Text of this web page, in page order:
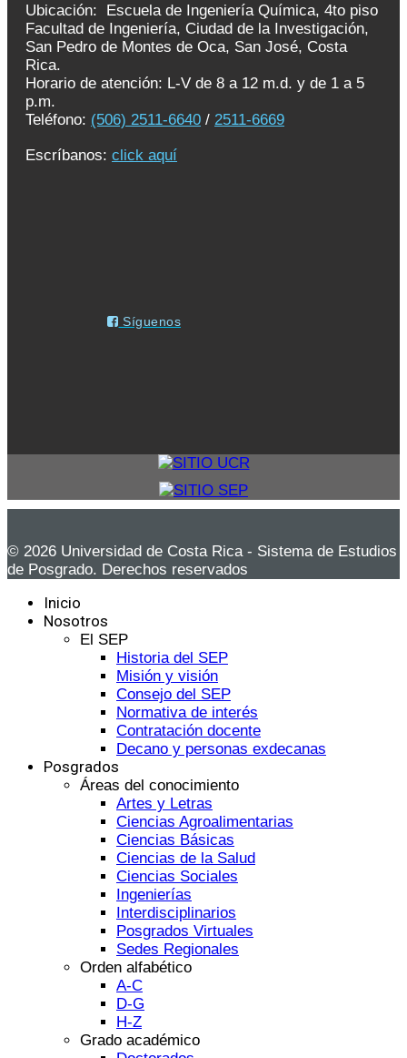
Ubicación: Escuela de Ingeniería Química, 4to piso
Facultad de Ingeniería, Ciudad de la Investigación,
San Pedro de Montes de Oca, San José, Costa
Rica.
Horario de atención: L-V de 8 a 12 m.d. y de 1 a 5
p.m.
Teléfono: (506) 2511-6640 / 2511-6669
Escríbanos: click aquí
Síguenos
© 2026 Universidad de Costa Rica - Sistema de Estudios
de Posgrado. Derechos reservados
Inicio
Nosotros
El SEP
Historia del SEP
Misión y visión
Consejo del SEP
Normativa de interés
Contratación docente
Decano y personas exdecanas
Posgrados
Áreas del conocimiento
Artes y Letras
Ciencias Agroalimentarias
Ciencias Básicas
Ciencias de la Salud
Ciencias Sociales
Ingenierías
Interdisciplinarios
Posgrados Virtuales
Sedes Regionales
Orden alfabético
A-C
D-G
H-Z
Grado académico